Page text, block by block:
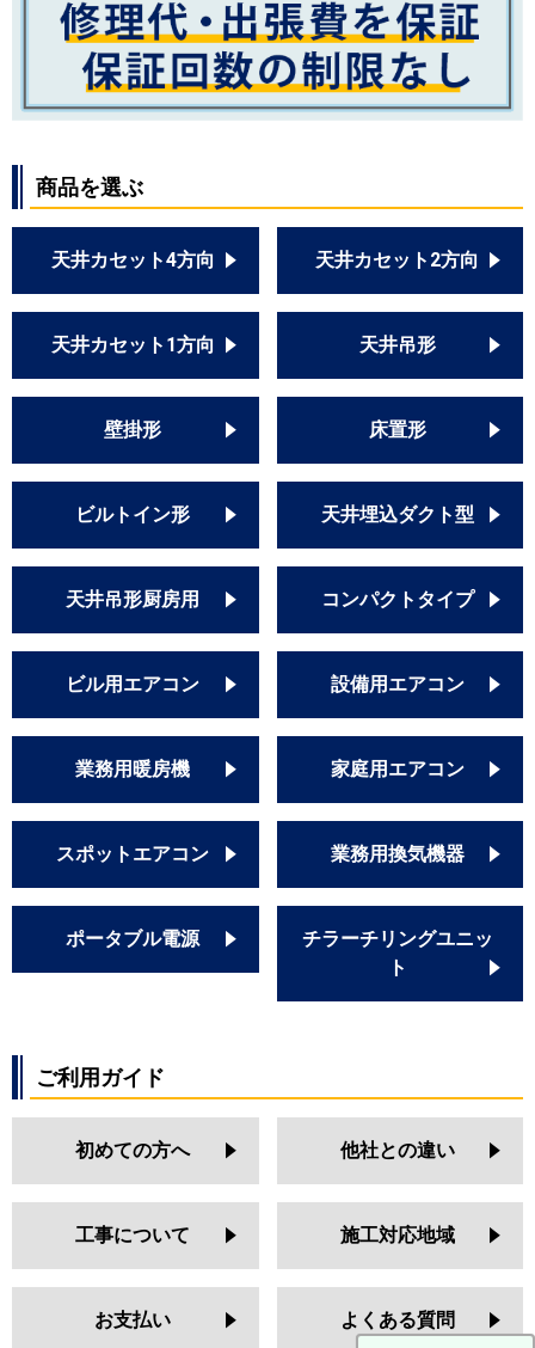
商品を選ぶ
天井カセット4方向 天井カセット2方向
天井カセット1方向 天井吊形
壁掛形 床置形
ビルトイン形 天井埋込ダクト型
天井吊形厨房用 コンパクトタイプ
ビル用エアコン 設備用エアコン
業務用暖房機 家庭用エアコン
スポットエアコン 業務用換気機器
ポータブル電源
チラーチリングユニッ
ト
ご利用ガイド
初めての方へ 他社との違い
工事について 施工対応地域
お支払い よくある質問